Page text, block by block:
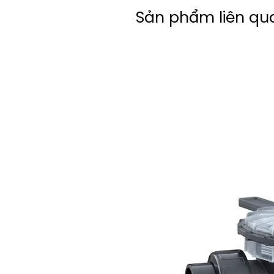
Sản phẩm liên